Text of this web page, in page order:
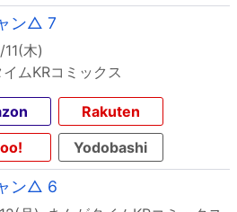
ン△ 7
木)
イムKRコミックス
Rakuten
Yodobashi
ン△ 6